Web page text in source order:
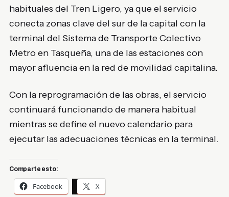
habituales del Tren Ligero, ya que el servicio
conecta zonas clave del sur de la capital con la
terminal del Sistema de Transporte Colectivo
Metroen Tasqueña, una de las estaciones con
mayor afluencia en la red de movilidad capitalina.
Con la reprogramación de las obras, el servicio
continuará funcionando de manera habitual
mientras se define el nuevo calendario para
ejecutar las adecuaciones técnicas en la terminal.
Comparte esto:
Facebook X